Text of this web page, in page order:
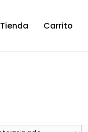
Tienda Carrito